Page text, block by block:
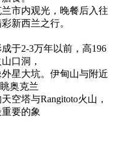
市内观光，晚餐后入往
新西兰之行。
于2-3万年以前，高196
口洞，
星大坑。伊甸山与附近
奥克兰
空塔与Rangitoto火山，
要的象